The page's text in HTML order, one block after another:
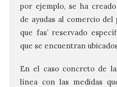
por ejemplo, se ha
de ayudas al comercio del
que fas’ reservado
que se encuentran
En el caso concreto de
línea con las medidas